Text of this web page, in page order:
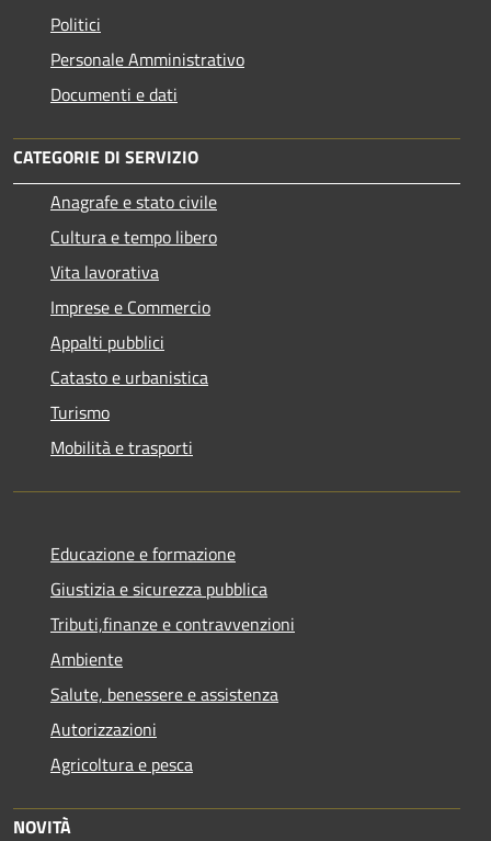
Politici
Personale Amministrativo
Documenti e dati
CATEGORIE DI SERVIZIO
Anagrafe e stato civile
Cultura e tempo libero
Vita lavorativa
Imprese e Commercio
Appalti pubblici
Catasto e urbanistica
Turismo
Mobilità e trasporti
Educazione e formazione
Giustizia e sicurezza pubblica
Tributi,finanze e contravvenzioni
Ambiente
Salute, benessere e assistenza
Autorizzazioni
Agricoltura e pesca
NOVITÀ